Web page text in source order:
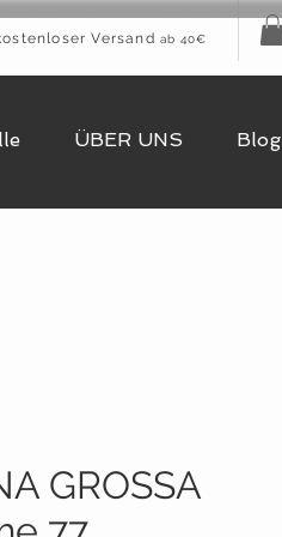
Versand ab 40€
ÜBER UNS Blog
GROSSA